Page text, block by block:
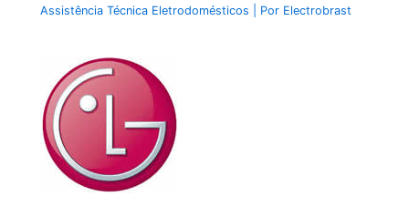
Assistência Técnica Eletrodomésticos | Por Electrobrast